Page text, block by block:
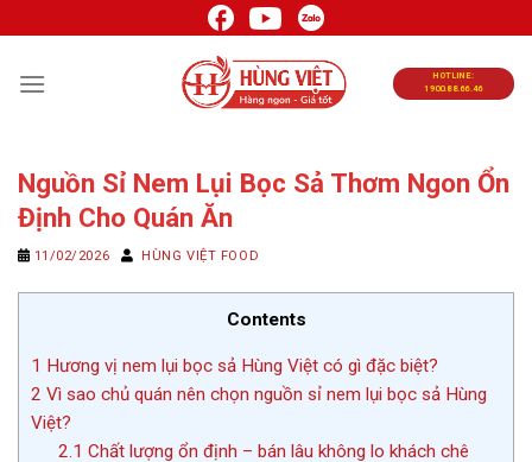
đến
nội
HOTLINE:
1900.88.66.46
Nguồn Sỉ Nem Lụi Bọc Sả Thơm Ngon Ổn
Định Cho Quán Ăn
11/02/2026 HÙNG VIỆT FOOD
Contents
1 Hương vị nem lụi bọc sả Hùng Việt có gì đặc biệt?
2 Vì sao chủ quán nên chọn nguồn sỉ nem lụi bọc sả Hùng
Việt?
2.1 Chất lượng ổn định – bán lâu không lo khách chê